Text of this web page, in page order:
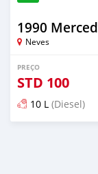
1990
Neves
PREÇO
STD 100
10 L (Diesel)